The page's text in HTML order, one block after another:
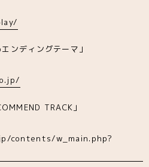
ンディングテーマ」
TRACK」
contents/w_main.php?